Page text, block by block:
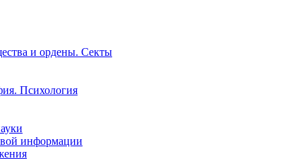
и ордены. Секты
Психология
информации